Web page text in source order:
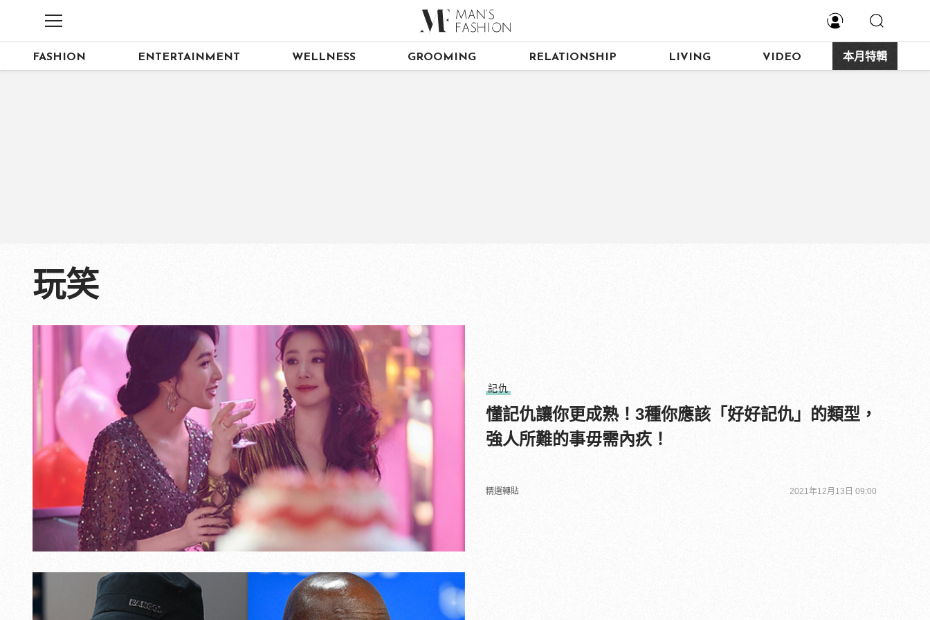
FASHION ENTERTAINMENT WELLNESS GROOMING RELATIONSHIP LIVING VIDEO 本月特輯
玩笑
記仇
懂記仇讓你更成熟！3種你應該「好好記仇」的類型，
強人所難的事毋需內疚！
精選轉貼 2021年12月13日 09:00